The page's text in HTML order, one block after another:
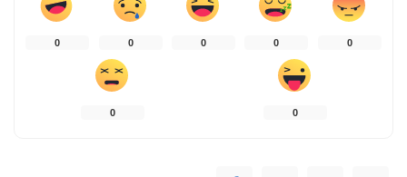
0 0 0 0 0
0 0